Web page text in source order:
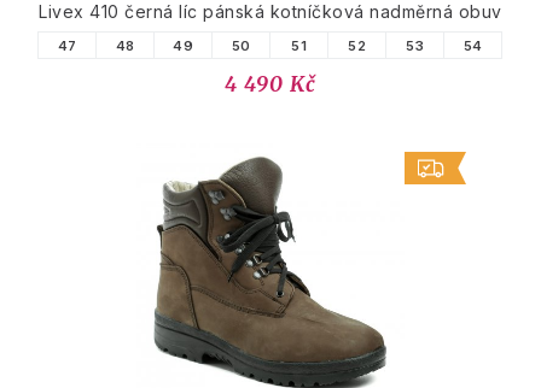
Livex 410 černá líc pánská kotníčková nadměrná obuv
47 48 49 50 51 52 53 54
4 490 Kč